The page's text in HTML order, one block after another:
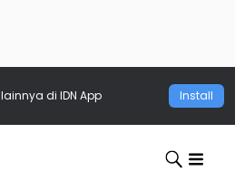
lainnya di IDN App Install